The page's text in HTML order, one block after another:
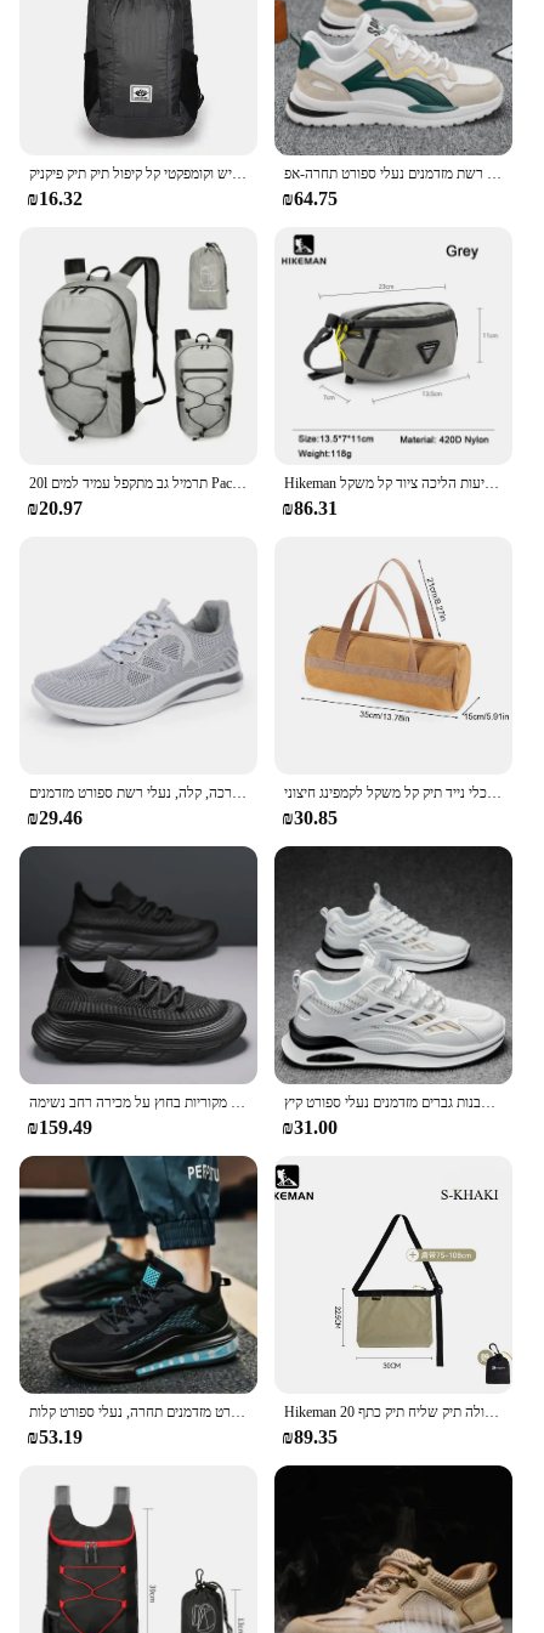
קיבולת גדולה עמיד למים נוחה ויבש גמיש וקומפקטי קל קיפול תיק תיק פיקניק
₪16.32
נעלי ריצה קלות משקל אוללן לגברים 2024 מעצב רשת מזדמנים נעלי ספורט תחרה-אפ
₪64.75
20l תרמיל גב מתקפל עמיד למים Pack עבור נשים גברים קיבולת גדולה טיולים רגליים
₪20.97
Hikeman המותניים תיק ספורט ספורט מטפס הרים אופניים תיק נייד תיק הרחבה חבילת נסיעות הליכה ציוד קל משקל
₪86.31
קיץ לגברים ולהחליק נוח, נשימה, הבלעדית רכה, קלה, נעלי רשת ספורט מזדמנים
₪29.46
כלי קמפינג תיק אחסון גדול קיבולת גדולה גליל אוהל תיק כף יד כלי נייד תיק קל משקל לקמפינג חיצוני
₪30.85
נעלי גברים נעלי ספורט קלות לגברים משקל גברים מזדמנים של פלטפורמה רשת עבה מגמה 2024 עסקאות מקוריות בחוץ על מכירה רחב נשימה
₪159.49
נעלי ספורט לגברים 2024 אופנה קלות ללבוש עמיד ללבוש נעליים לבנות גברים מזדמנים נעלי ספורט קיץ
₪31.00
₪53.19
Hikeman חיצונית תיק הליכה רגליים משקל ארוך קיבולת גדולה תיק שליח תיק כתף 20d עמיד למים טיפוס הרים
₪89.35